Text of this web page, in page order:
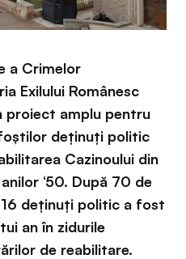
a Crimelor
Exilului Românesc
proiect amplu pentru
deținuți politic
Cazinoului din
‘50. După 70 de
deținuți politic a fost
an în zidurile
de reabilitare.